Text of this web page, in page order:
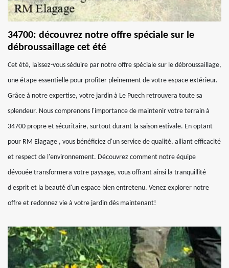
34700: découvrez notre offre spéciale sur le
débroussaillage cet été
Cet été, laissez-vous séduire par notre offre spéciale sur le débroussaillage,
une étape essentielle pour profiter pleinement de votre espace extérieur.
Grâce à notre expertise, votre jardin à Le Puech retrouvera toute sa
splendeur. Nous comprenons l'importance de maintenir votre terrain à
34700 propre et sécuritaire, surtout durant la saison estivale. En optant
pour RM Elagage , vous bénéficiez d'un service de qualité, alliant efficacité
et respect de l'environnement. Découvrez comment notre équipe
dévouée transformera votre paysage, vous offrant ainsi la tranquillité
d'esprit et la beauté d'un espace bien entretenu. Venez explorer notre
offre et redonnez vie à votre jardin dès maintenant!